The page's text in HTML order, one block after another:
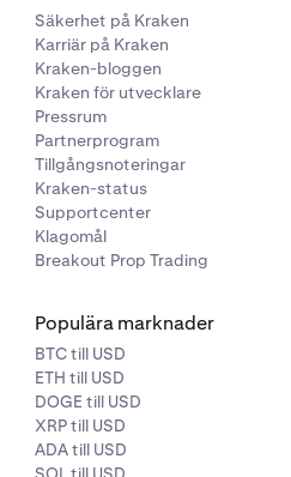
Säkerhet på Kraken
Karriär på Kraken
Kraken-bloggen
Kraken för utvecklare
Pressrum
Partnerprogram
Tillgångsnoteringar
Kraken-status
Supportcenter
Klagomål
Breakout Prop Trading
Populära marknader
BTC till USD
ETH till USD
DOGE till USD
XRP till USD
ADA till USD